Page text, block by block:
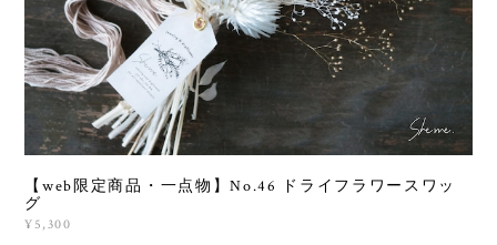
【web限定商品・一点物】No.46 ドライフラワースワッ
グ
¥5,300